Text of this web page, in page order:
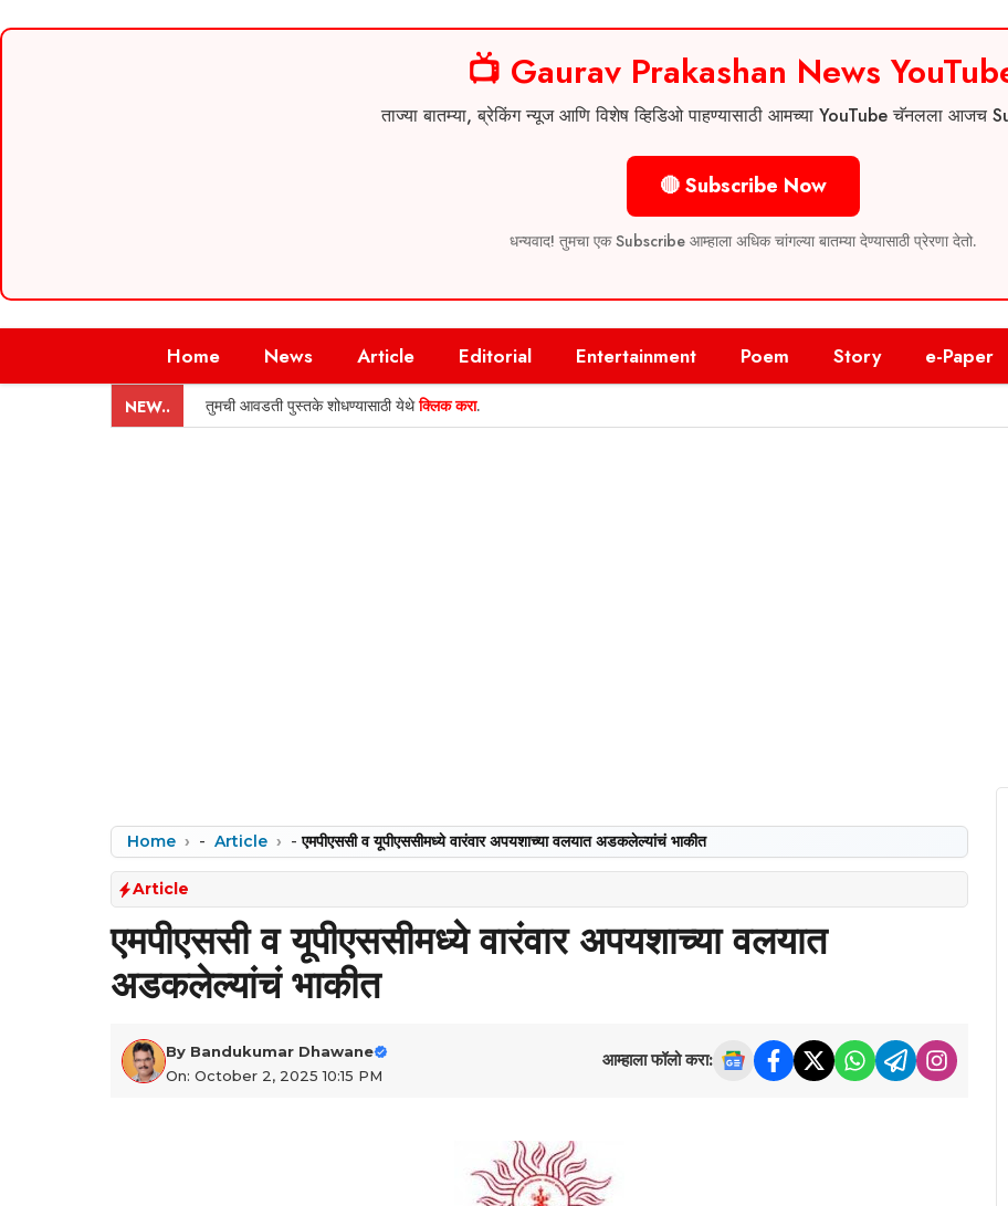
📺 Gaurav Prakashan News
ताज्या बातम्या, ब्रेकिंग न्यूज आणि विशेष व्हिडिओ पाहण्यासाठी आमच्या YouTube चॅनलला आजच
🔴 Subscribe Now
धन्यवाद! तुमचा एक Subscribe आम्हाला अधिक चांगल्या बातम्या देण्यासाठी प्रेरणा देतो.
Home News Article Editorial Entertainment Poem Story e-Paper
NEW.. तुमची आवडती पुस्तके शोधण्यासाठी येथेक्लिक करा.
Home - Article -एमपीएससी व यूपीएससीमध्ये वारंवार अपयशाच्या वलयात अडकलेल्यांचं भाकीत
Article
एमपीएससी व यूपीएससीमध्ये वारंवार अपयशाच्या वलयात
अडकलेल्यांचं भाकीत
By Bandukumar Dhawane
On: October 2, 2025 10:15 PM
आम्हाला फॉलो करा: